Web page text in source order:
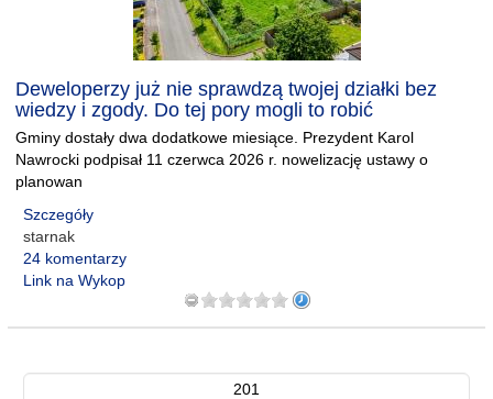
Deweloperzy już nie sprawdzą twojej działki bez
wiedzy i zgody. Do tej pory mogli to robić
Gminy dostały dwa dodatkowe miesiące. Prezydent Karol
Nawrocki podpisał 11 czerwca 2026 r. nowelizację ustawy o
planowan
Szczegóły
starnak
24 komentarzy
Link na Wykop
201